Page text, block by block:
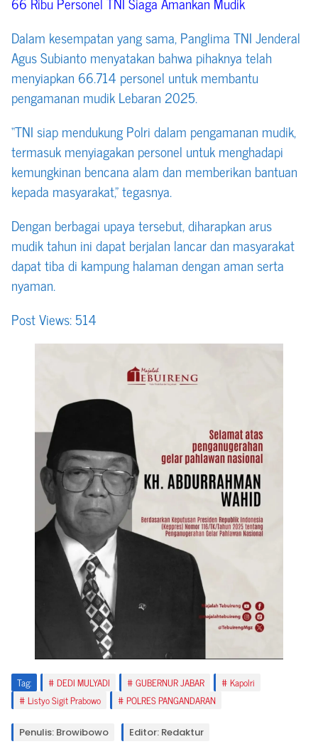
Dalam kesempatan yang sama, Panglima TNI Jenderal
Agus Subianto menyatakan bahwa pihaknya telah
menyiapkan 66.714 personel untuk membantu
pengamanan mudik Lebaran 2025.
“TNI siap mendukung Polri dalam pengamanan mudik,
termasuk menyiagakan personel untuk menghadapi
kemungkinan bencana alam dan memberikan bantuan
kepada masyarakat,” tegasnya.
Dengan berbagai upaya tersebut, diharapkan arus
mudik tahun ini dapat berjalan lancar dan masyarakat
dapat tiba di kampung halaman dengan aman serta
nyaman.
Post Views:514
Tag: DEDI MULYADI GUBERNUR JABAR
Kapolri
Listyo Sigit Prabowo
POLRES PANGANDARAN
Penulis: Browibowo Editor: Redaktur